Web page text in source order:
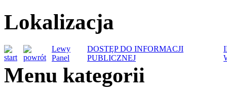
Lokalizacja
Lewy
Panel
DOSTĘP DO INFORMACJI
PUBLICZNEJ
Menu kategorii